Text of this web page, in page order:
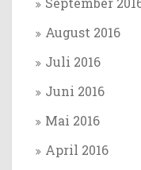
August 2016
Juli 2016
Juni 2016
Mai 2016
April 2016